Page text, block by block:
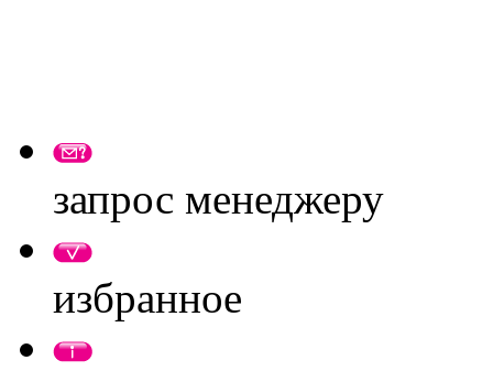
запрос менеджеру
избранное